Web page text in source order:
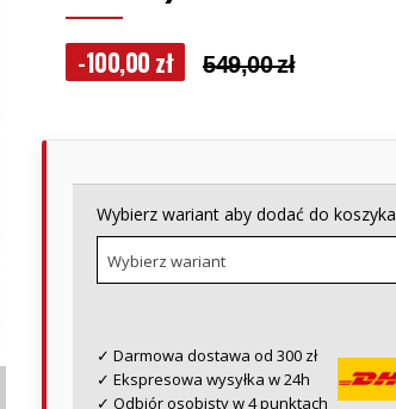
-100,00 zł 549,00 zł
Wybierz wariant aby dodać do koszyka
Wybierz wariant
✓ Darmowa dostawa od 300 zł
✓ Ekspresowa wysyłka w 24h
✓ Odbiór osobisty w 4 punktach